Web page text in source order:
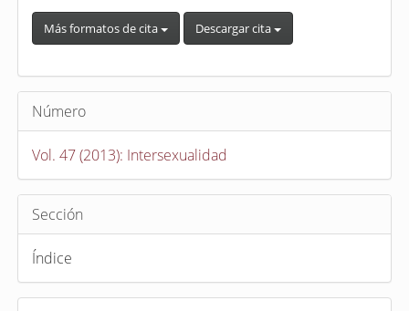
Más formatos de cita Descargar cita
Número
Vol. 47 (2013): Intersexualidad
Sección
Índice